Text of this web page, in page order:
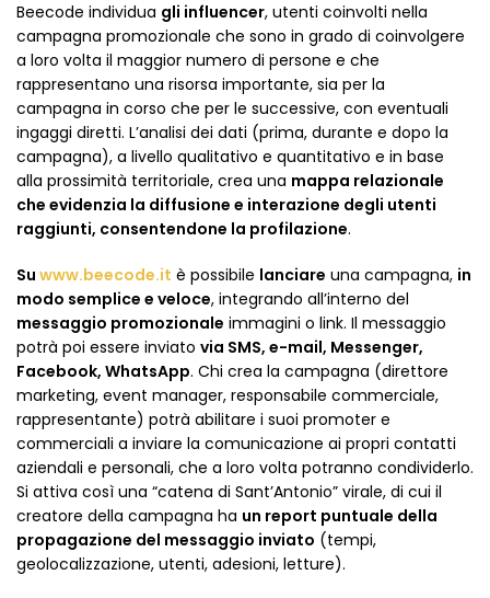
Beecode individua gli influencer, utenti coinvolti nella
campagna promozionale che sono in grado di coinvolgere
a loro volta il maggior numero di persone e che
rappresentano una risorsa importante, sia per la
campagna in corso che per le successive, con eventuali
ingaggi diretti. L’analisi dei dati (prima, durante e dopo la
campagna), a livello qualitativo e quantitativo e in base
alla prossimità territoriale, crea una mappa relazionale
che evidenzia la diffusione e interazione degli utenti
raggiunti, consentendone la profilazione.
Su www.beecode.it è possibile lanciare una campagna, in
modo semplice e veloce, integrando all’interno del
messaggio promozionale immagini o link. Il messaggio
potrà poi essere inviato via SMS, e-mail, Messenger,
Facebook, WhatsApp. Chi crea la campagna (direttore
marketing, event manager, responsabile commerciale,
rappresentante) potrà abilitare i suoi promoter e
commerciali a inviare la comunicazione ai propri contatti
aziendali e personali, che a loro volta potranno condividerlo.
Si attiva così una “catena di Sant’Antonio” virale, di cui il
creatore della campagna ha un report puntuale della
propagazione del messaggio inviato (tempi,
geolocalizzazione, utenti, adesioni, letture).